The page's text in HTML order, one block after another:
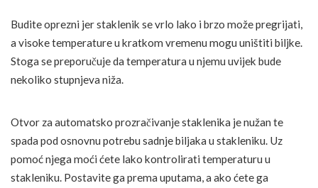
Budite oprezni jer staklenik se vrlo lako i brzo može pregrijati,
a visoke temperature u kratkom vremenu mogu uništiti biljke.
Stoga se preporučuje da temperatura u njemu uvijek bude
nekoliko stupnjeva niža.
Otvor za automatsko prozračivanje staklenika je nužan te
spada pod osnovnu potrebu sadnje biljaka u stakleniku. Uz
pomoć njega moći ćete lako kontrolirati temperaturu u
stakleniku. Postavite ga prema uputama, a ako ćete ga